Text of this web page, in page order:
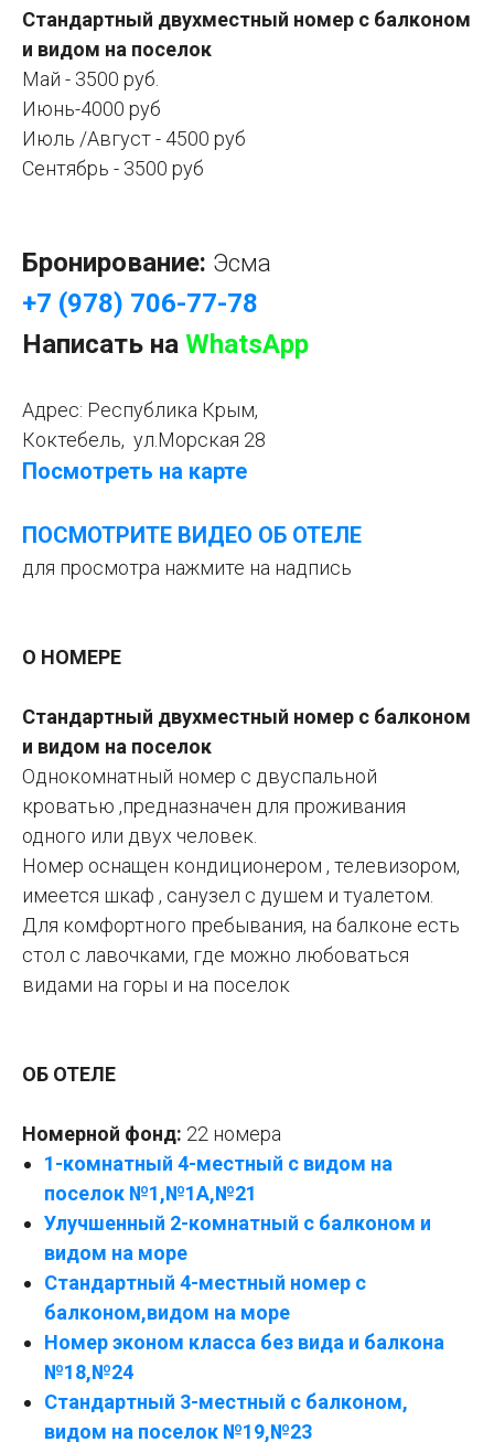
Стандартный двухместный номер с балконом
и видом на поселок
Май - 3500 руб.
Июнь-4000 руб
Июль /Август - 4500 руб
Сентябрь - 3500 руб
Бронирование: Эсма
+7 (978) 706-77-78
Написать на WhatsApp
Адрес: Республика Крым,
Коктебель, ул.Морская 28
Посмотреть на карте
ПОСМОТРИТЕ ВИДЕО ОБ ОТЕЛЕ
для просмотра нажмите на надпись
О НОМЕРЕ
Стандартный двухместный номер с балконом
и видом на поселок
Однокомнатный номер с двуспальной
кроватью ,предназначен для проживания
одного или двух человек.
Номер оснащен кондиционером , телевизором,
имеется шкаф , санузел с душем и туалетом.
Для комфортного пребывания, на балконе есть
стол с лавочками, где можно любоваться
видами на горы и на поселок
ОБ ОТЕЛЕ
Номерной фонд: 22 номера
1-комнатный 4-местный с видом на
поселок №1,№1А,№21
Улучшенный 2-комнатный с балконом и
видом на море
Стандартный 4-местный номер с
балконом,видом на море
Номер эконом класса без вида и балкона
№18,№24
Стандартный 3-местный с балконом,
видом на поселок №19,№23